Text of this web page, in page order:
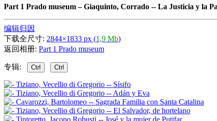
Part 1 Prado museum–Giaquinto, Corrado -- La Justicia y la
编辑归因
下载全尺寸: 2844×1833 px (1,9 Mb)
返回相册: Part 1 Prado museum
专辑: Ctrl Ctrl